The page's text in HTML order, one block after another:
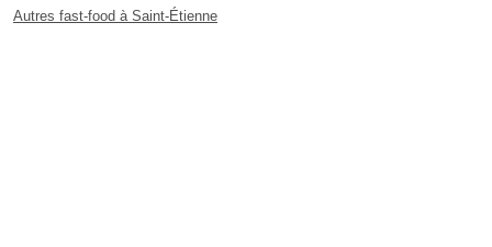
Autres fast-food à Saint-Étienne